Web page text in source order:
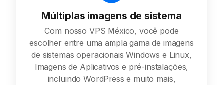
Múltiplas imagens de sistema
Com nosso VPS México, você pode
escolher entre uma ampla gama de imagens
de sistemas operacionais Windows e Linux,
Imagens de Aplicativos e pré-instalações,
incluindo WordPress e muito mais,